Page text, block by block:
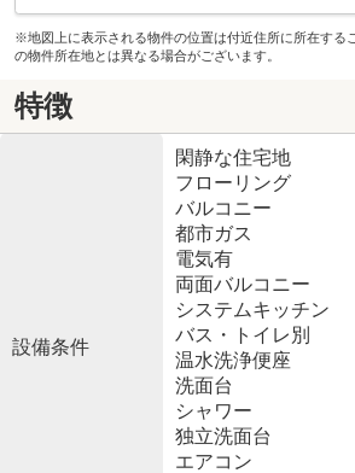
※地図上に表示される物件の位置は付近住所に所在する
の物件所在地とは異なる場合がございます。
特徴
設備条件
閑静な住宅地
フローリング
バルコニー
都市ガス
電気有
両面バルコニー
システムキッチン
バス・トイレ別
温水洗浄便座
洗面台
シャワー
独立洗面台
エアコン